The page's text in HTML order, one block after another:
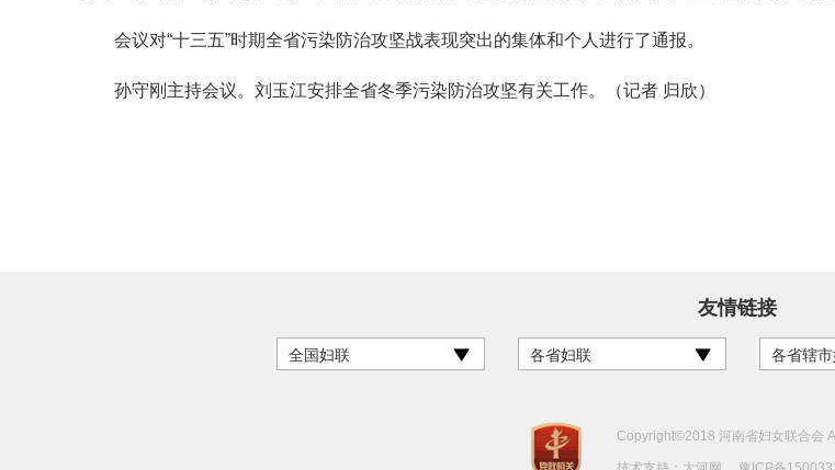
会议对“十三五”时期全省污染防治攻坚战表现突出的集体和个人进行了通报。
孙守刚主持会议。刘玉江安排全省冬季污染防治攻坚有关工作。（记者 归欣）
友情链接
全国妇联 各省妇联 各省辖
Copyright©2018 河南省妇女联合会